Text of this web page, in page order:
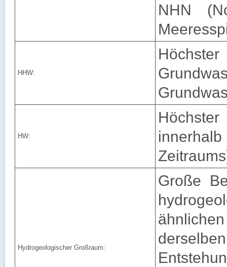
NHN
HHW:
HW:
Hydrogeologischer Großraum:
Große